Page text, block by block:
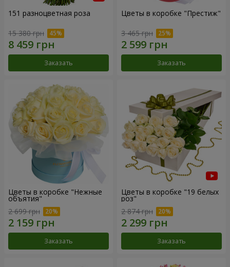
151 разноцветная роза
15 380 грн
Заказать
Цветы в коробке "Престиж"
3 465 грн
Заказать
Цветы в коробке "Нежные
объятия"
2 699 грн
Заказать
Цветы в коробке "19 белых
роз"
2 874 грн
Заказать